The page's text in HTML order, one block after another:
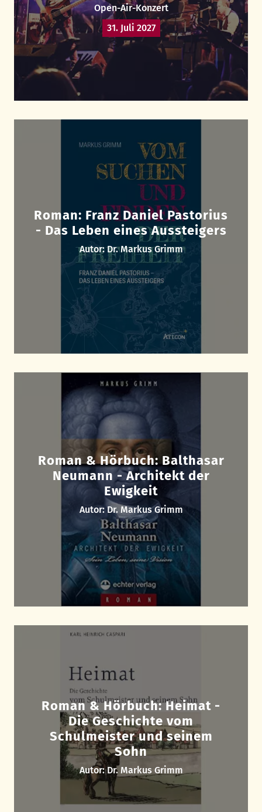
Open-Air-Konzert
31. Juli 2027
Roman: Franz Daniel Pastorius
- Das Leben eines Aussteigers
Autor: Dr. Markus Grimm
Roman & Hörbuch: Balthasar
Neumann - Architekt der
Ewigkeit
Autor: Dr. Markus Grimm
Roman & Hörbuch: Heimat -
Die Geschichte vom
Schulmeister und seinem
Sohn
Autor: Dr. Markus Grimm